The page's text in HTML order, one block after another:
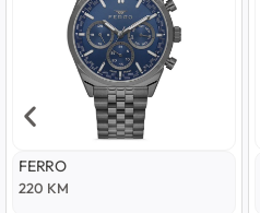
FERRO
220 KM